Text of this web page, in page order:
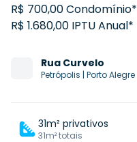
R$ 700,00 Condomínio*
R$ 1.680,00 IPTU Anual*
Rua Curvelo
Petrópolis | Porto Alegre
31m² privativos
31m² totais